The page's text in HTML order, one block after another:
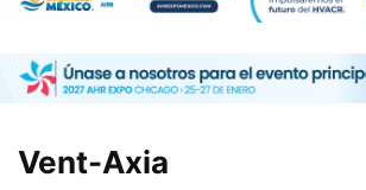
Vent-Axia